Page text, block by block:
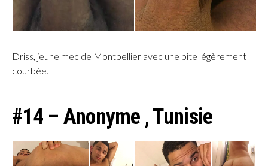
Driss, jeune mec de Montpellier avec une bite légèrement
courbée.
#14 – Anonyme , Tunisie